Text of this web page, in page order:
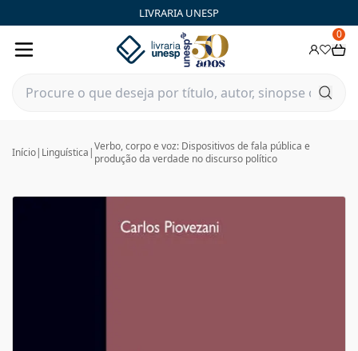
LIVRARIA UNESP
0
Início| Linguística |Verbo, corpo e voz: Dispositivos de fala pública e
produção da verdade no discurso político